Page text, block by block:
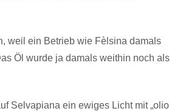
weil ein Betrieb wie Fèlsina damals
Öl wurde ja damals weithin noch als
Selvapiana ein ewiges Licht mit „olio